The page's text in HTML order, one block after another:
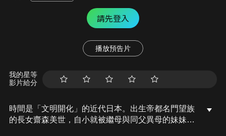
請先登入
播放預告片
我的星等
影片給分
時間是「文明開化」的近代日本。出生帝都名門望族
的長女齋森美世，自小就被繼母與同父異母的妹妹如